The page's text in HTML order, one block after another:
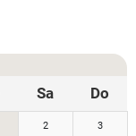
Sa Do
2 3